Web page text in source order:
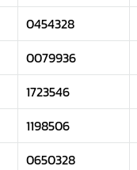
0454328
0079936
1723546
1198506
0650328